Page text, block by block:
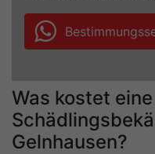
Was kostet eine
Gelnhausen?